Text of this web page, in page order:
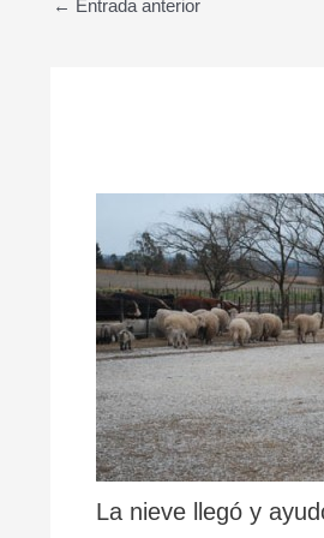
← Entrada anterior
La nieve llegó y